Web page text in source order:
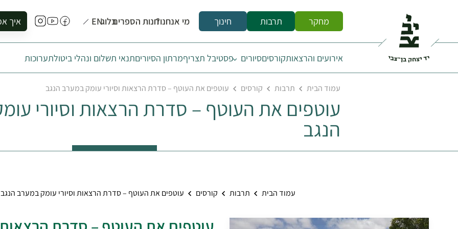
מחקר תרבות חינוך מי אנחנו?חנות הספריםבלוגEN איך
להזמין
להירשם
להירשם
לבקר
לתאם
אירועים והרצאותקורסיםסיורים פסטיבל תצריףמרתון הסיוריםתנאי תשלום ונהלי ביטולתערוכות
עמוד הבית תרבות קורסים עוטפים את העוטף – סדרת הרצאות וסיורי עומק במערב הנגב
עוטפים את העוטף – סדרת הרצאות וסיורי
הנגב
עמוד הבית תרבות קורסים עוטפים את העוטף – סדרת הרצאות וסיורי עומק במערב הנגב